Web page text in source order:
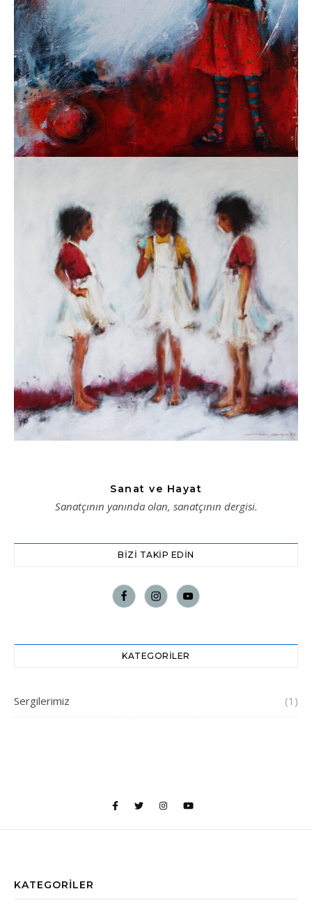
Sanat ve Hayat
Sanatçının yanında olan, sanatçının dergisi.
BIZI TAKIP EDIN
KATEGORILER
Sergilerimiz (1)
KATEGORILER